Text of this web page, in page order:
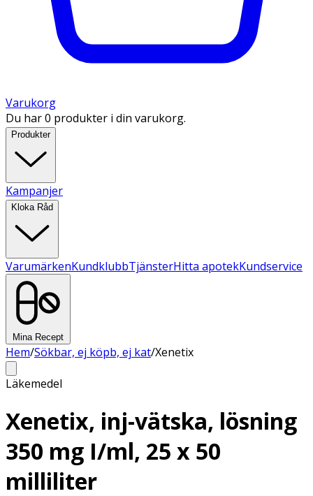
Varukorg
Du har 0 produkter i din varukorg.
Produkter
Kampanjer
Kloka Råd
VarumärkenKundklubbTjänsterHitta apotekKundservice
Mina Recept
Hem/Sökbar, ej köpb, ej kat/Xenetix
Läkemedel
Xenetix, inj-vätska, lösning
350 mg I/ml, 25 x 50
milliliter